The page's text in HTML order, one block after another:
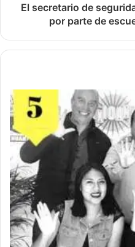
El secretario de
por parte de